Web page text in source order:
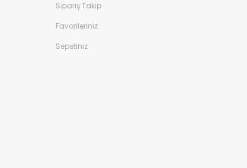
Sipariş Takip
Favorileriniz
Sepetiniz